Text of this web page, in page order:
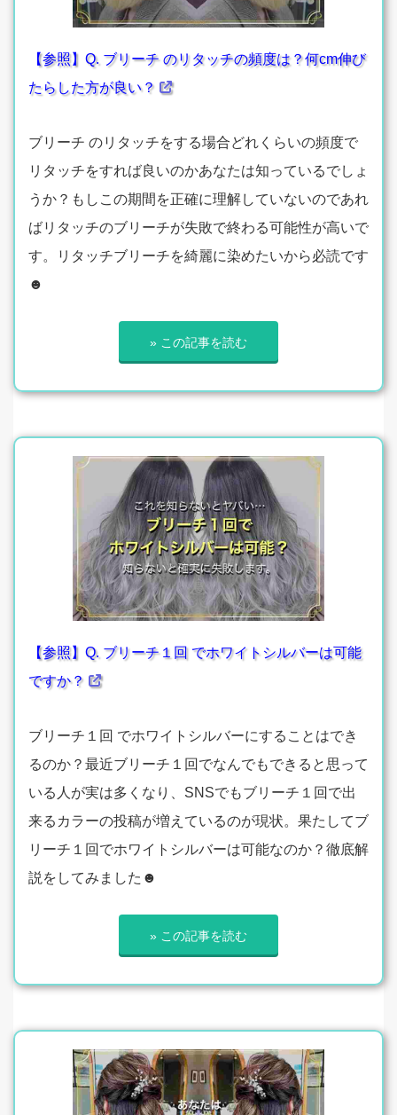
【参照】Q. ブリーチ のリタッチの頻度は？何cm伸び
たらした方が良い？
ブリーチ のリタッチをする場合どれくらいの頻度で
リタッチをすれば良いのかあなたは知っているでしょ
うか？もしこの期間を正確に理解していないのであれ
ばリタッチのブリーチが失敗で終わる可能性が高いで
す。リタッチブリーチを綺麗に染めたいから必読です
☻
» この記事を読む
【参照】Q. ブリーチ１回 でホワイトシルバーは可能
ですか？
ブリーチ１回 でホワイトシルバーにすることはでき
るのか？最近ブリーチ１回でなんでもできると思って
いる人が実は多くなり、SNSでもブリーチ１回で出
来るカラーの投稿が増えているのが現状。果たしてブ
リーチ１回でホワイトシルバーは可能なのか？徹底解
説をしてみました☻
» この記事を読む